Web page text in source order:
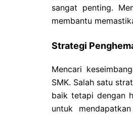
sangat penting.
membantu
Strategi
Mencari
SMK. Salah satu
baik tetapi dengan
untuk